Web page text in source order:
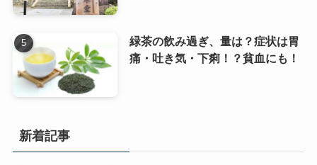
緑茶の飲み過ぎ、量は？症状は胃
痛・吐き気・下痢！？貧血にも！
新着記事